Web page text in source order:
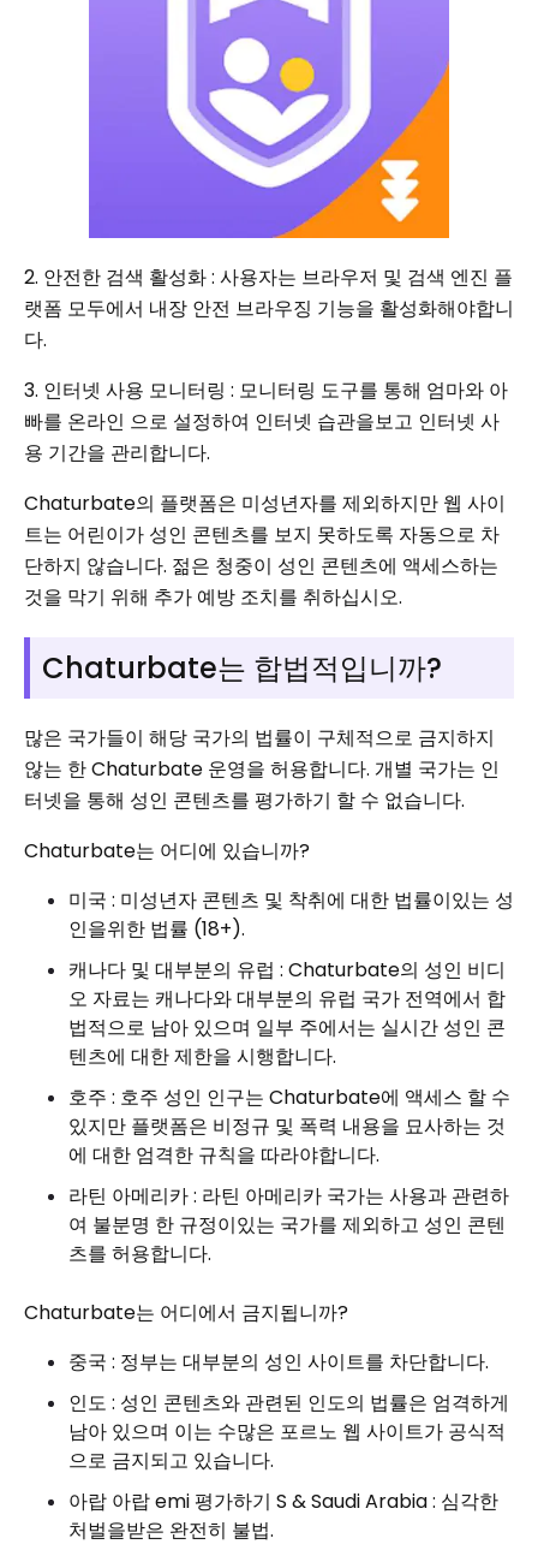
2. 안전한 검색 활성화 : 사용자는 브라우저 및 검색 엔진 플
랫폼 모두에서 내장 안전 브라우징 기능을 활성화해야합니
다.
3. 인터넷 사용 모니터링 : 모니터링 도구를 통해 엄마와 아
빠를 온라인 으로 설정하여 인터넷 습관을보고 인터넷 사
용 기간을 관리합니다.
Chaturbate의 플랫폼은 미성년자를 제외하지만 웹 사이
트는 어린이가 성인 콘텐츠를 보지 못하도록 자동으로 차
단하지 않습니다. 젊은 청중이 성인 콘텐츠에 액세스하는
것을 막기 위해 추가 예방 조치를 취하십시오.
Chaturbate는 합법적입니까?
많은 국가들이 해당 국가의 법률이 구체적으로 금지하지
않는 한 Chaturbate 운영을 허용합니다. 개별 국가는 인
터넷을 통해 성인 콘텐츠를 평가하기 할 수 없습니다.
Chaturbate는 어디에 있습니까?
미국 : 미성년자 콘텐츠 및 착취에 대한 법률이있는 성
인을위한 법률 (18+).
캐나다 및 대부분의 유럽 : Chaturbate의 성인 비디
오 자료는 캐나다와 대부분의 유럽 국가 전역에서 합
법적으로 남아 있으며 일부 주에서는 실시간 성인 콘
텐츠에 대한 제한을 시행합니다.
호주 : 호주 성인 인구는 Chaturbate에 액세스 할 수
있지만 플랫폼은 비정규 및 폭력 내용을 묘사하는 것
에 대한 엄격한 규칙을 따라야합니다.
라틴 아메리카 : 라틴 아메리카 국가는 사용과 관련하
여 불분명 한 규정이있는 국가를 제외하고 성인 콘텐
츠를 허용합니다.
Chaturbate는 어디에서 금지됩니까?
중국 : 정부는 대부분의 성인 사이트를 차단합니다.
인도 : 성인 콘텐츠와 관련된 인도의 법률은 엄격하게
남아 있으며 이는 수많은 포르노 웹 사이트가 공식적
으로 금지되고 있습니다.
아랍 아랍 emi 평가하기 S & Saudi Arabia : 심각한
처벌을받은 완전히 불법.